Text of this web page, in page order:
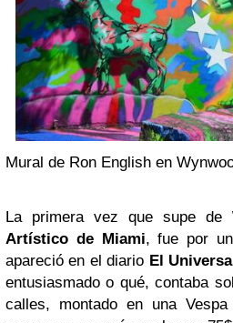
Mural de Ron English en
La primera vez que supe de
Artístico de Miami, fue por
apareció en el diario El Universal
entusiasmado o qué, contaba
calles, montado en una